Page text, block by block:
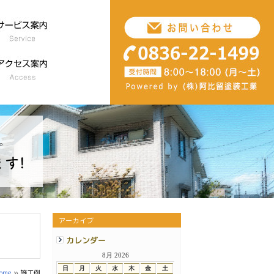
アーカイブ
カレンダー
8月 2026
日 月 火 水 木 金 土